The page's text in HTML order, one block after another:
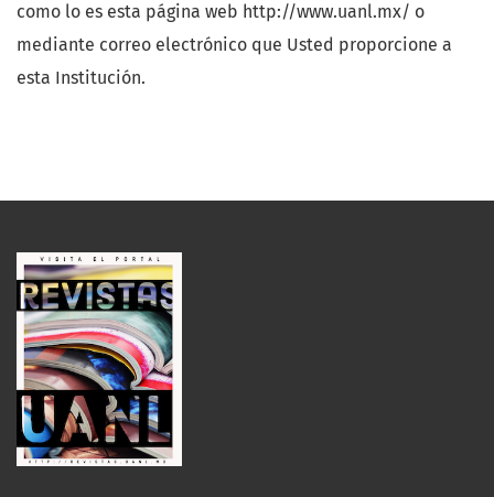
como lo es esta página web http://www.uanl.mx/ o
mediante correo electrónico que Usted proporcione a
esta Institución.